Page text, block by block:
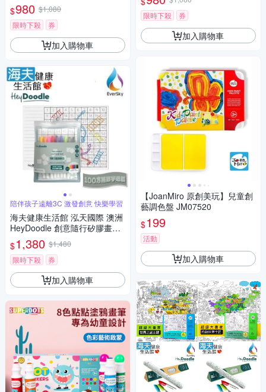
畫墊 野⽣動物 ABC
$980 $1,080
限時下殺
券
加入購物車
陪伴孩子遠離3C 激發創意 快樂學習
海夫健康生活館 泓天國際 澳洲
HeyDoodle 創意隨行矽膠畫墊
100方格數字遊戲
$1,380 $1,480
限時下殺
券
加入購物車
限時下殺
券
加入購物車
【JoanMiro 原創美玩】兒童創
藝調色盤 JM07520
$199
活動
加入購物車